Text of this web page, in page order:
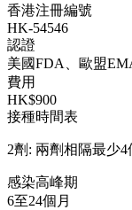
香港注冊編號
HK-54546
認證
美國FDA、歐盟
費用
HK$900
接種時間表
2劑: 兩劑相隔最少
感染高峰期
6至24個月